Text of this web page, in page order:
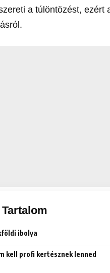
a túlöntözést, ezért
Tartalom
ibolya
kell profi kertésznek lenned